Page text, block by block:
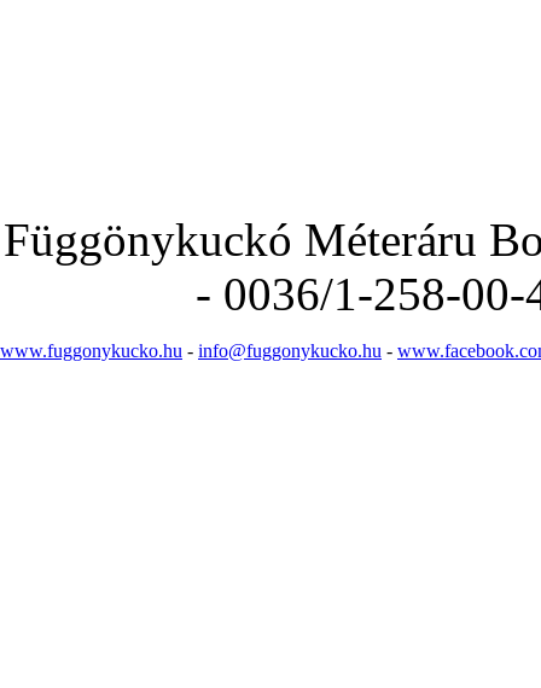
Függönykuckó Méteráru
- 0036/1-258-
www.fuggonykucko.hu - info@fuggonykucko.hu -